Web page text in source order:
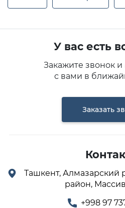
У вас есть
Закажите звонок
с вами в
Заказать
Ташкент, Алмазарский
район,
+998 97